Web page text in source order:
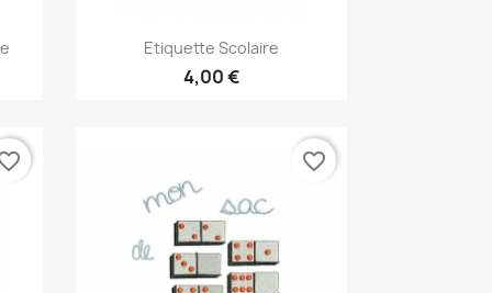
Aperçu rapide
Etiquette Scolaire
4,00 €
favorite_border